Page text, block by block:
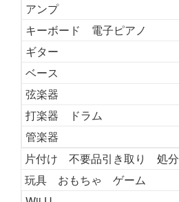
アンプ
キーボード 電子ピアノ
ギター
ベース
弦楽器
打楽器 ドラム
管楽器
片付け 不要品引き取り 処分
玩具 おもちゃ ゲーム